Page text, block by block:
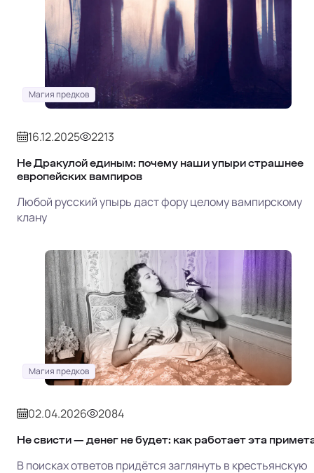
Магия предков
16.12.2025 2213
Не Дракулой единым: почему наши упыри страшнее
европейских вампиров
Любой русский упырь даст фору целому вампирскому
клану
Магия предков
02.04.2026 2084
Не свисти — денег не будет: как работает эта
В поисках ответов придётся заглянуть в крестьянскую